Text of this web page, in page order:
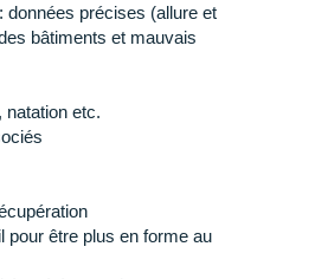
: données précises (allure et
bâtiments et mauvais
natation etc.
être plus en forme au